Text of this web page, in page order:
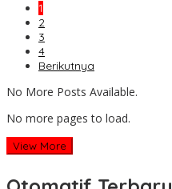
1
2
3
4
Berikutnya
No More Posts Available.
No more pages to load.
View More